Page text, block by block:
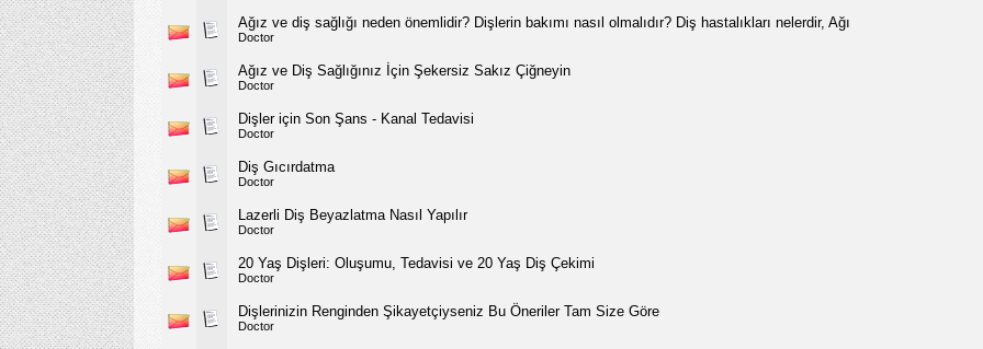
Ağız ve diş sağlığı neden önemlidir? Dişlerin bakımı nasıl olmalıdır? Diş hastalıkları nelerdir, Ağı
Doctor
Ağız ve Diş Sağlığınız İçin Şekersiz Sakız Çiğneyin
Doctor
Dişler için Son Şans - Kanal Tedavisi
Doctor
Diş Gıcırdatma
Doctor
Lazerli Diş Beyazlatma Nasıl Yapılır
Doctor
20 Yaş Dişleri: Oluşumu, Tedavisi ve 20 Yaş Diş Çekimi
Doctor
Dişlerinizin Renginden Şikayetçiyseniz Bu Öneriler Tam Size Göre
Doctor